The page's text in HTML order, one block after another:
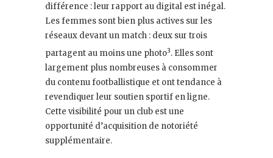
différence : leur rapport au digital est inégal.
Les femmes sont bien plus actives sur les
réseaux devant un match : deux sur trois
partagent au moins une photo3. Elles sont
largement plus nombreuses à consommer
du contenu footballistique et ont tendance à
revendiquer leur soutien sportif en ligne.
Cette visibilité pour un club est une
opportunité d’acquisition de notoriété
supplémentaire.